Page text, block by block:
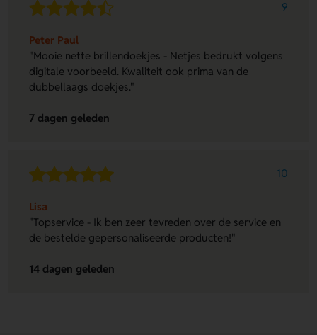
9
Peter Paul
"Mooie nette brillendoekjes - Netjes bedrukt volgens
digitale voorbeeld. Kwaliteit ook prima van de
dubbellaags doekjes."
7 dagen geleden
10
Lisa
"Topservice - Ik ben zeer tevreden over de service en
de bestelde gepersonaliseerde producten!"
14 dagen geleden